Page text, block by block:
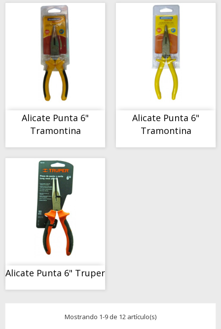
COMPORTAMIENTO
Alicate Punta 6"
Tramontina
COMPORTAMIENTO
Alicate Punta 6"
Tramontina
COMPORTAMIENTO
Alicate Punta 6" Truper
Mostrando 1-9 de 12 artículo(s)